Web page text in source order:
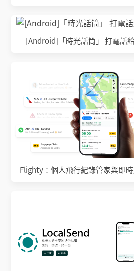
[Android]「時光話筒」 打電話
Flighty：個人飛行紀錄管家與即